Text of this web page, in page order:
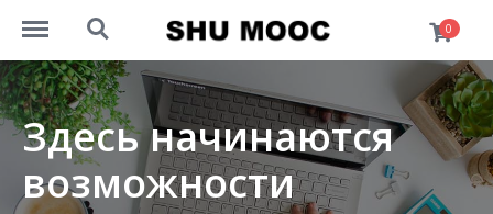
http://mooc.univershu.edu.kz/menu
http://mooc.univershu.edu.kz/search 0
Здесь начинаются
возможности